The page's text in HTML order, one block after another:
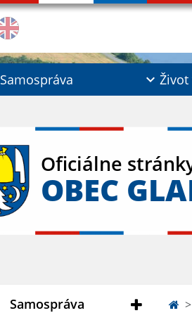
Samospráva Život
Oficiálne
OBEC
Samospráva